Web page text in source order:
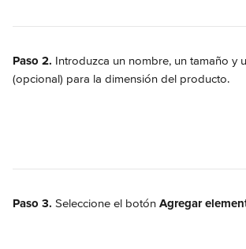
Paso 2. Introduzca un nombre, un tamaño y
(opcional) para la dimensión del producto.
Paso 3. Seleccione el botón Agregar